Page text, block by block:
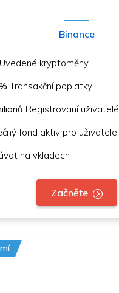
Binance
Uvedené kryptoměny
Transakční poplatky
Registrovaní uživatelé
fond aktiv pro uživatele
na vkladech
Začněte